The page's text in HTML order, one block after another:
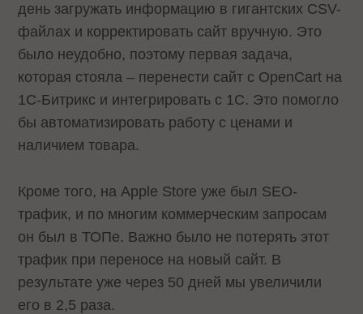
день загружать информацию в гигантских CSV-
файлах и корректировать сайт вручную. Это
было неудобно, поэтому первая задача,
которая стояла – перенести сайт с OpenCart на
1С-Битрикс и интегрировать с 1С. Это помогло
бы автоматизировать работу с ценами и
наличием товара.
Кроме того, на Apple Store уже был SEO-
трафик, и по многим коммерческим запросам
он был в ТОПе. Важно было не потерять этот
трафик при переносе на новый сайт. В
результате уже через 50 дней мы увеличили
его в 2,5 раза.